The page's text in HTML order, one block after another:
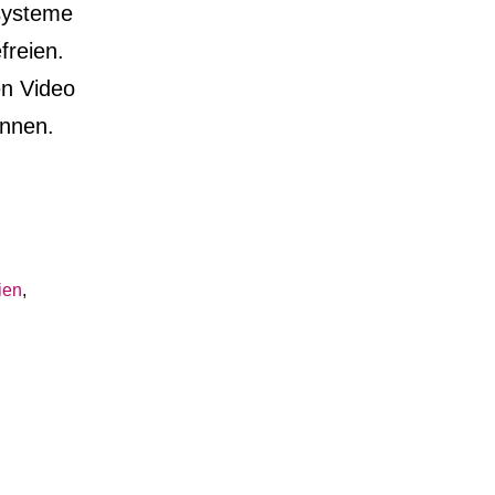
Video
,